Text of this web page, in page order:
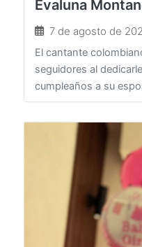
7 de agosto de
El cantante
seguidores al
cumpleaños a su